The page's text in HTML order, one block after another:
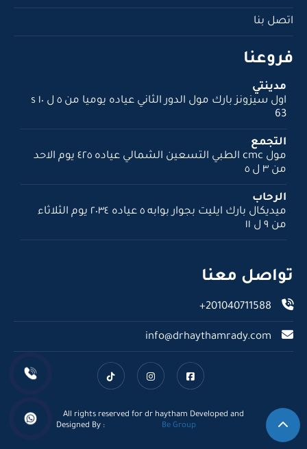
اتصل بنا
فروعنا
مدينتي
اول سيزونز بارك مول الدور الثاني عياده يوميا من ٥ ل ١٠ s
63
التجمع
مول cmc الطبي التسعين الشمالي عياده ٤٢٥ يوم الاحد
من ٣ ل ٥
الرحاب
ميديكال بارك ايليت بجوار بوابه ٥ عياده ٢٠٣٤ يوم الثلاثاء
من ٩ ل ١١
تواصل معنا
+201040711588
info@drhaythamrady.com
All rights reserved for dr haytham Developed and
Designed By :
Be Group